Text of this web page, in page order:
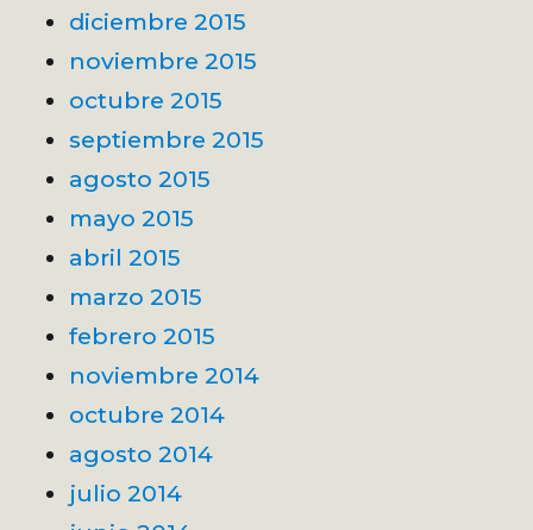
diciembre 2015
noviembre 2015
octubre 2015
septiembre 2015
agosto 2015
mayo 2015
abril 2015
marzo 2015
febrero 2015
noviembre 2014
octubre 2014
agosto 2014
julio 2014